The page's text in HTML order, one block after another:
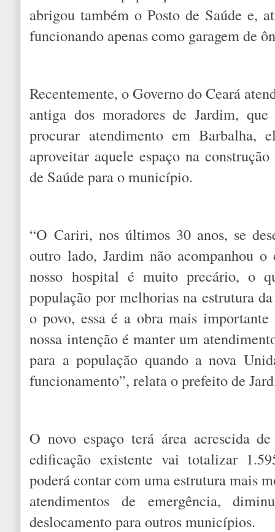
abrigou também o Posto de Saúde e,
funcionando apenas como garagem de
Recentemente, o Governo do Ceará
antiga dos moradores de Jardim, que
procurar atendimento em Barbalha,
aproveitar aquele espaço na
de Saúde para o município.
“O Cariri, nos últimos 30 anos, se
outro lado, Jardim não acompanhou
nosso hospital é muito precário, o
população por melhorias na estrutura
o povo, essa é a obra mais
nossa intenção é manter um
para a população quando a nova
funcionamento”, relata o prefeito de
O novo espaço terá área acrescida
edificação existente vai totalizar
poderá contar com uma estrutura mais
atendimentos de emergência,
deslocamento para outros municípios.